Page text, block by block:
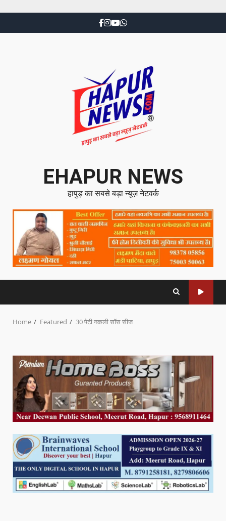
EHAPUR NEWS
हापुड़ का सबसे बड़ा न्यूज़ नेटवर्क
Home Featured 30 पेटी नकली सॉस सीज